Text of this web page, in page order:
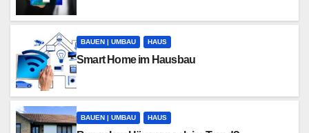
BAUEN | UMBAU HAUS
Smart Home im Hausbau
BAUEN | UMBAU HAUS